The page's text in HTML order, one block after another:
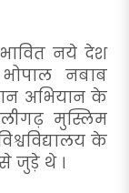
नये देश
नबाब
अभियान के
मुस्लिम
के
जुड़े थे ।